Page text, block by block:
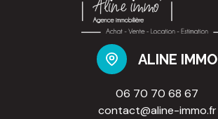
ALINE IMMO
06 70 70 68 67
contact@aline-immo.fr